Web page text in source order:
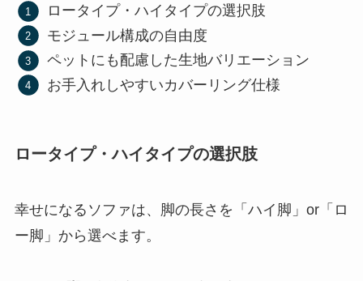
ロータイプ・ハイタイプの選択肢
モジュール構成の自由度
ペットにも配慮した生地バリエーション
お手入れしやすいカバーリング仕様
ロータイプ・ハイタイプの選択肢
幸せになるソファは、脚の長さを「ハイ脚」or「ロ
ー脚」から選べます。